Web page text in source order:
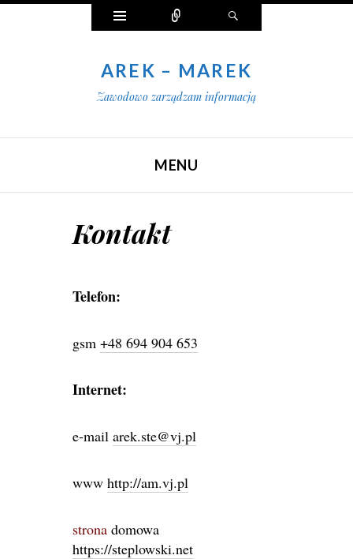
Widgety
AREK – MAREK
Zawodowo zarządzam informacją
MENU
Kontakt
Telefon:
gsm +48 694 904 653
Internet:
e-mail arek.ste@vj.pl
www http://am.vj.pl
strona domowa
https://steplowski.net